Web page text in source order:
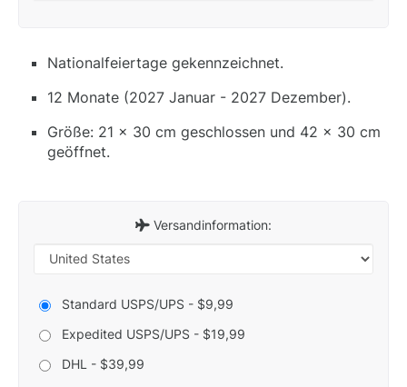
Nationalfeiertage gekennzeichnet.
12 Monate (2027 Januar - 2027 Dezember).
Größe: 21 x 30 cm geschlossen und 42 x 30 cm
geöffnet.
Versandinformation:
Standard USPS/UPS - $9,99
Expedited USPS/UPS - $19,99
DHL - $39,99